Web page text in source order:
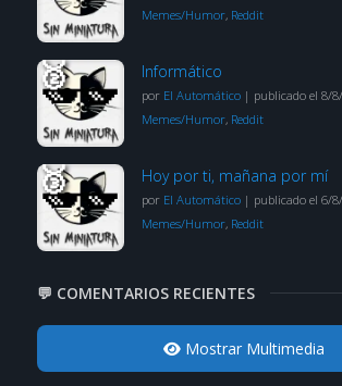
Memes/Humor, Reddit
Informático
por El Automático| publicado el 8/
Memes/Humor, Reddit
Hoy por ti, mañana por mí
por El Automático| publicado el 6/
Memes/Humor, Reddit
💬 COMENTARIOS RECIENTES
Mostrar Multimedia